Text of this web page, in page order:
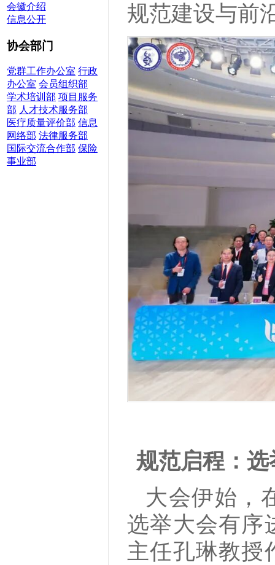
会徽介绍
信息公开
协会部门
党群工作办公室 行政
办公室 会员组织部
学术培训部 项目服务
部 人才技术服务部
医疗质量评价部 信息
网络部 法律服务部
国际交流合作部 保险
事业部
规范建设与前
规范启程：
大会伊始，
选举大会有序
主任孔琳教授